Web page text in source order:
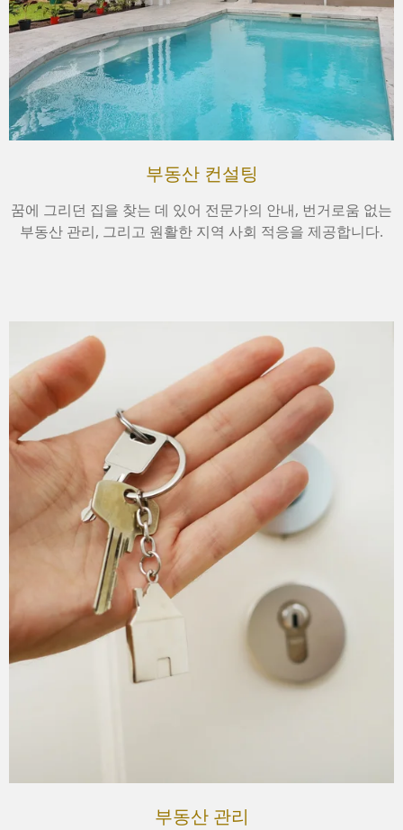
부동산 컨설팅
꿈에 그리던 집을 찾는 데 있어 전문가의 안내, 번거로움 없는
부동산 관리, 그리고 원활한 지역 사회 적응을 제공합니다.
부동산 관리